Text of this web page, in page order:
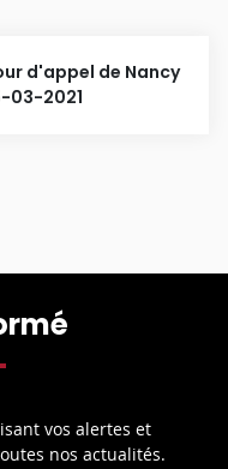
d'appel de Nancy
03-2021
vos alertes et
nos actualités.